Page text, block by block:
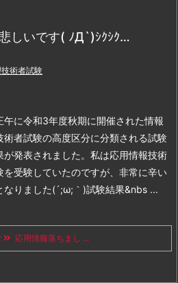
しいです( ﾉД`)ｼｸｼｸ…
術者試験
午に令和3年度秋期に開催された情報
術者試験の高度区分に分類される試験
が発表されました。 私は応用情報技術
を受験していたのですが、非常に辛い
なりました(´;ω;｀)試験結果&nbs ...
応用情報落ちまし ...